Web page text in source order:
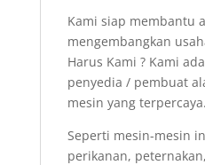
Kami siap membantu
mengembangkan
Harus Kami ? Kami
penyedia / pembuat
mesin yang terpercaya.
Seperti mesin-mesin
perikanan,